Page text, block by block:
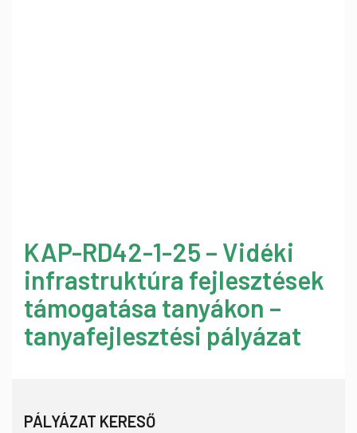
KAP-RD42-1-25 – Vidéki
infrastruktúra fejlesztések
támogatása tanyákon –
tanyafejlesztési pályázat
PÁLYÁZAT KERESŐ